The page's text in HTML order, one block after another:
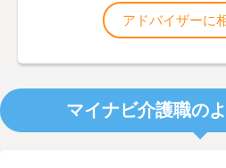
アドバイザーに
マイナビ介護職の